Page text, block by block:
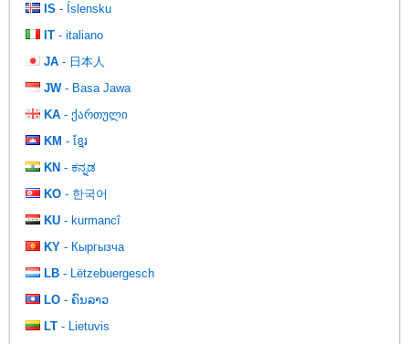
IS - Íslensku
IT - italiano
JA - 日本人
JW- Basa Jawa
KA - ქართული
KM - ខ្មែរ
KN - ಕನ್ನಡ
KO - 한국어
KU - kurmancî
KY - Кыргызча
LB - Lëtzebuergesch
LO - ຄົນລາວ
LT - Lietuvis